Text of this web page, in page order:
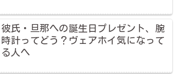
彼氏・旦那への誕生日プレゼント、腕
時計ってどう？ヴェアホイ気になって
る人へ